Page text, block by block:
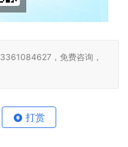
，免费咨询，
打赏